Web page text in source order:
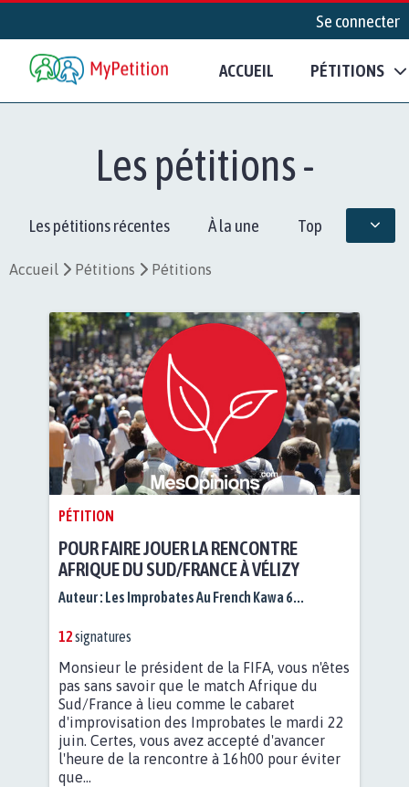
Se connecter
ACCUEIL PÉTITIONS
Les pétitions -
Les pétitions récentes À la une Top
Accueil Pétitions Pétitions
PÉTITION
POUR FAIRE JOUER LA RENCONTRE
AFRIQUE DU SUD/FRANCE À VÉLIZY
Auteur : Les Improbates Au French Kawa 6...
12signatures
Monsieur le président de la FIFA, vous n'êtes
pas sans savoir que le match Afrique du
Sud/France à lieu comme le cabaret
d'improvisation des Improbates le mardi 22
juin. Certes, vous avez accepté d'avancer
l'heure de la rencontre à 16h00 pour éviter
que...